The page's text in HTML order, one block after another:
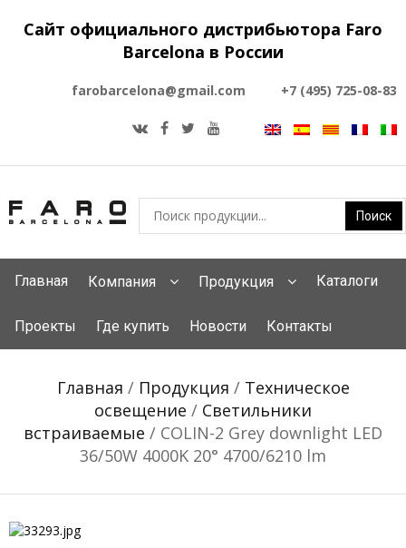
Сайт официального дистрибьютора Faro
Barcelona в России
farobarcelona@gmail.com +7 (495) 725-08-83
Главная Компания Продукция Каталоги
Проекты Где купить Новости Контакты
Главная / Продукция / Техническое
освещение / Светильники
встраиваемые / COLIN-2 Grey downlight LED
36/50W 4000K 20° 4700/6210 lm